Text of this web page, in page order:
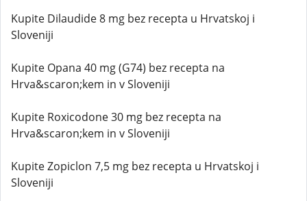
Kupite Dilaudide 8 mg bez recepta u Hrvatskoj i
Sloveniji
Kupite Opana 40 mg (G74) bez recepta na
Hrva&scaron;kem in v Sloveniji
Kupite Roxicodone 30 mg bez recepta na
Hrva&scaron;kem in v Sloveniji
Kupite Zopiclon 7,5 mg bez recepta u Hrvatskoj i
Sloveniji